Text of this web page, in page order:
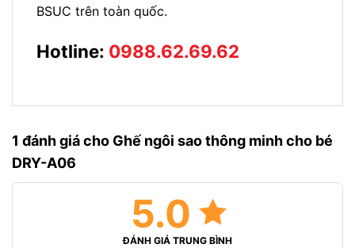
BSUC trên toàn quốc.
Hotline: 0988.62.69.62
1 đánh giá cho Ghế ngôi sao thông minh cho bé
DRY-A06
5.0
ĐÁNH GIÁ TRUNG BÌNH